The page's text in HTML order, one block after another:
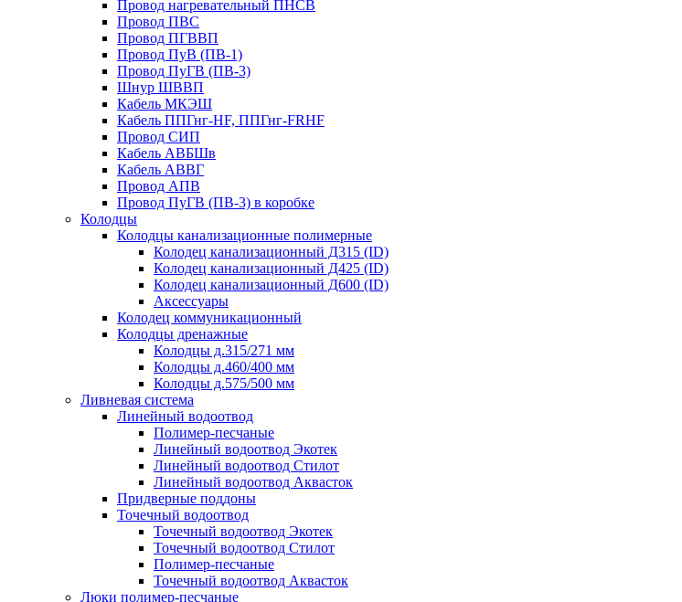
Провод нагревательный ПНСВ
Провод ПВС
Провод ПГВВП
Провод ПуВ (ПВ-1)
Провод ПуГВ (ПВ-3)
Шнур ШВВП
Кабель МКЭШ
Кабель ППГнг-HF, ППГнг-FRHF
Провод СИП
Кабель АВБШв
Кабель АВВГ
Провод АПВ
Провод ПуГВ (ПВ-3) в коробке
Колодцы
Колодцы канализационные полимерные
Колодец канализационный Д315 (ID)
Колодец канализационный Д425 (ID)
Колодец канализационный Д600 (ID)
Аксессуары
Колодец коммуникационный
Колодцы дренажные
Колодцы д.315/271 мм
Колодцы д.460/400 мм
Колодцы д.575/500 мм
Ливневая система
Линейный водоотвод
Полимер-песчаные
Линейный водоотвод Экотек
Линейный водоотвод Стилот
Линейный водоотвод Аквасток
Придверные поддоны
Точечный водоотвод
Точечный водоотвод Экотек
Точечный водоотвод Стилот
Полимер-песчаные
Точечный водоотвод Аквасток
Люки полимер-песчаные